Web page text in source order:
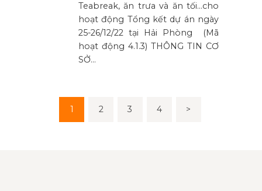
Teabreak, ăn trưa và ăn tối…cho
hoạt động Tổng kết dự án ngày
25-26/12/22 tại Hải Phòng (Mã
hoạt động 4.1.3) THÔNG TIN CƠ
SỞ…
Phân
trang
PAGE
1 PAGE
2 PAGE
3 PAGE
4 >